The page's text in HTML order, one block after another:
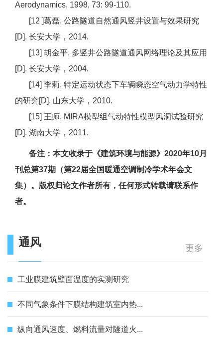
Aerodynamics, 1998, 73: 99-110.
[12 ]葛磊. 公路隧道自然通风竖井设置与效果研究
[D]. 长安大学，2014.
[13] 胡金平. 多竖井公路隧道通风网络理论及其应用
[D]. 长安大学，2004.
[14] 李莉. 特定运动状态下车辆瞬态空气动力学特性
的研究[D]. 山东大学，2010.
[15] 王师. MIRA模型组气动特性模型风洞试验研究
[D]. 湖南大学，2011.
备注：本文收录于《建筑环境与能源》2020年10月
刊总第37期（第22届全国暖通空调制冷学术年会文
集）。版权归论文作者所有，任何形式转载请联系作
者。
通风 更多
工业膜建筑壁面温度的实测研究
不同气象条件下膜结构建筑室内热...
纵向通风速度、燃料流量对隧道火...